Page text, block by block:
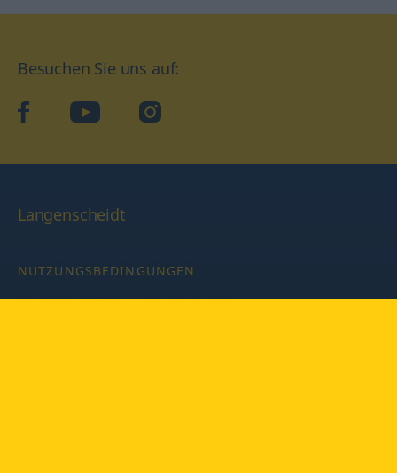
Besuchen Sie uns auf:
facebookYouTube Instagram
Langenscheidt
NUTZUNGSBEDINGUNGEN
DATENSCHUTZBESTIMMUNGEN